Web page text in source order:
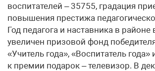
воспитателей – 35755, градация
повышения престижа
Год педагога и наставника в районе
увеличен призовой фонд
«Учитель года», «Воспитатель
к премии подарок – телевизор. В